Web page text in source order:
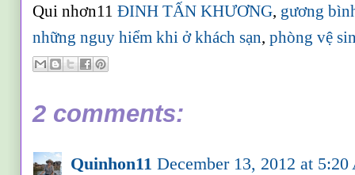
Qui nhơn11ĐINH TẤN KHƯƠNG, gương
những nguy hiểm khi ở khách sạn,phòng vệ
2 comments:
Quinhon11 December 13, 2012 at